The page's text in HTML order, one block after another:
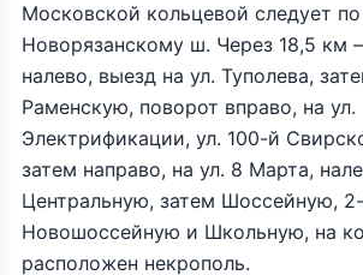
Московской кольцевой следует по
Новорязанскому ш. Через 18,5 км
налево, выезд на ул. Туполева,
Раменскую, поворот вправо, на ул.
Электрификации, ул. 100-й
затем направо, на ул. 8 Марта,
Центральную, затем Шоссейную,
Новошоссейную и Школьную, на
расположен некрополь.